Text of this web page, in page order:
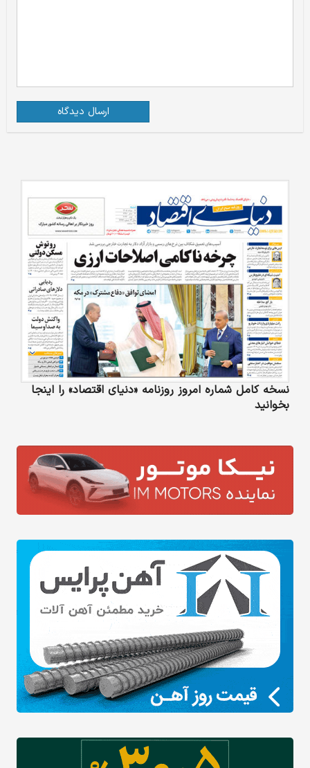
ارسال دیدگاه
نسخه کامل شماره امروز روزنامه «دنیای‌ اقتصاد» را اینجا
بخوانید